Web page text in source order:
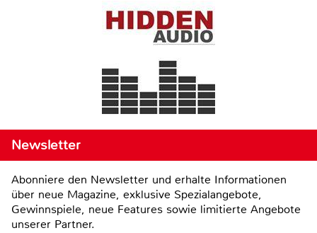
Newsletter
Abonniere den Newsletter und erhalte Informationen
über neue Magazine, exklusive Spezialangebote,
Gewinnspiele, neue Features sowie limitierte Angebote
unserer Partner.